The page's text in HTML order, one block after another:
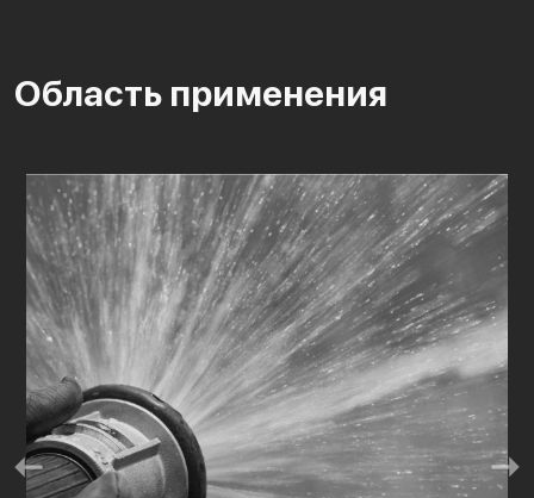
Область применения